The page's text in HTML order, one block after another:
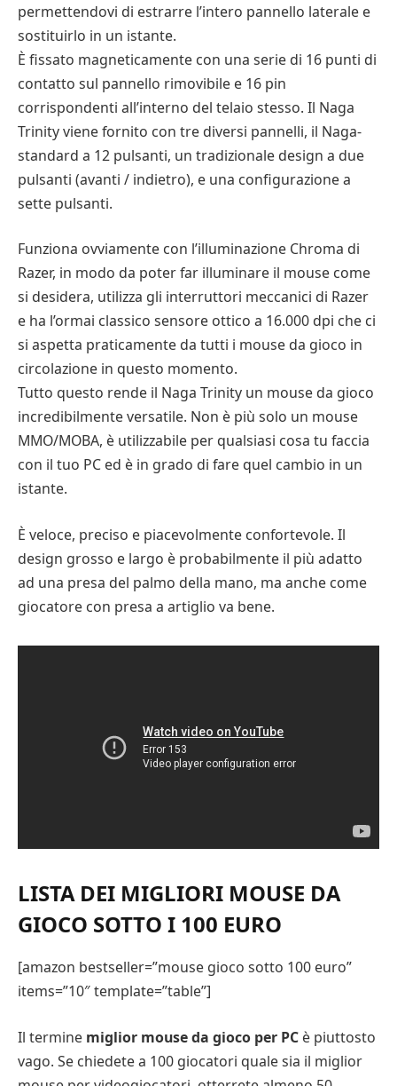
permettendovi di estrarre l’intero pannello laterale e
sostituirlo in un istante.
È fissato magneticamente con una serie di 16 punti di
contatto sul pannello rimovibile e 16 pin
corrispondenti all’interno del telaio stesso. Il Naga
Trinity viene fornito con tre diversi pannelli, il Naga-
standard a 12 pulsanti, un tradizionale design a due
pulsanti (avanti / indietro), e una configurazione a
sette pulsanti.
Funziona ovviamente con l’illuminazione Chroma di
Razer, in modo da poter far illuminare il mouse come
si desidera, utilizza gli interruttori meccanici di Razer
e ha l’ormai classico sensore ottico a 16.000 dpi che ci
si aspetta praticamente da tutti i mouse da gioco in
circolazione in questo momento.
Tutto questo rende il Naga Trinity un mouse da gioco
incredibilmente versatile. Non è più solo un mouse
MMO/MOBA, è utilizzabile per qualsiasi cosa tu faccia
con il tuo PC ed è in grado di fare quel cambio in un
istante.
È veloce, preciso e piacevolmente confortevole. Il
design grosso e largo è probabilmente il più adatto
ad una presa del palmo della mano, ma anche come
giocatore con presa a artiglio va bene.
LISTA DEI MIGLIORI MOUSE DA
GIOCO SOTTO I 100 EURO
[amazon bestseller=”mouse gioco sotto 100 euro”
items=”10″ template=”table”]
Il termine miglior mouse da gioco per PC è piuttosto
vago. Se chiedete a 100 giocatori quale sia il miglior